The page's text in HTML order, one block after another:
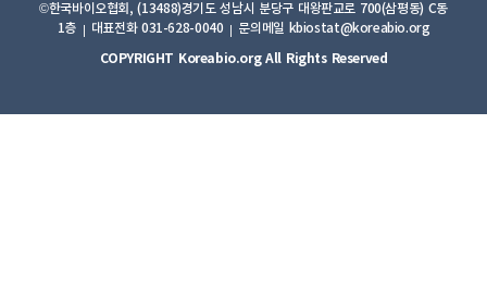
©한국바이오협회, (13488)경기도 성남시 분당구 대왕판교로 700(삼평동) C동
1층
대표전화 031-628-0040
문의메일 kbiostat@koreabio.org
COPYRIGHT Koreabio.org All Rights Reserved